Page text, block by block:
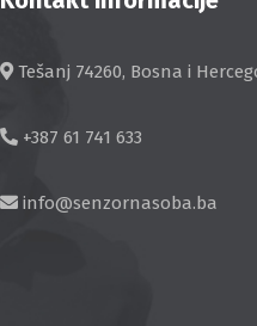
Tešanj 74260, Bosna i
+387 61 741 633
info@senzornasoba.ba